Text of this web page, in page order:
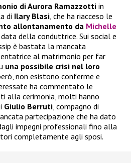
di Aurora Ramazzotti in
di Ilary Blasi , che ha riacceso le
allontanamento da Michelle
data della conduttrice. Sui social e
è bastata la mancata
al matrimonio per far
una possibile crisi nel loro
non esistono conferme e
ha commentato le
alla cerimonia, molti hanno
Giulio Berruti , compagno di
partecipazione che ha dato
impegni professionali fino alla
completamente agli sposi.